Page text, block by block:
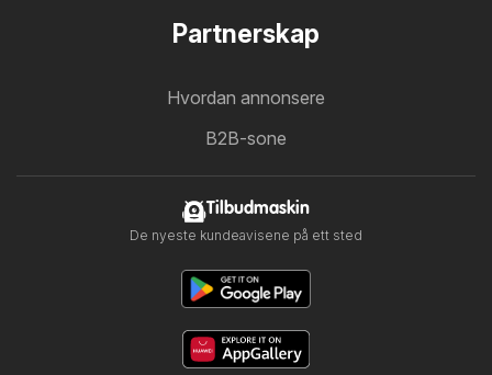
Partnerskap
Hvordan annonsere
B2B-sone
Tilbudmaskin
De nyeste kundeavisene på ett sted